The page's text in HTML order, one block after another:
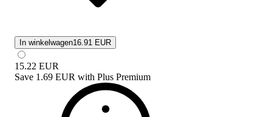
In winkelwagen16.91 EUR
15.22 EUR
Save 1.69 EUR with Plus Premium